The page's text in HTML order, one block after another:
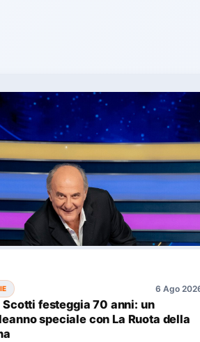
6 Ago
festeggia 70 anni: un
speciale con La Ruota della